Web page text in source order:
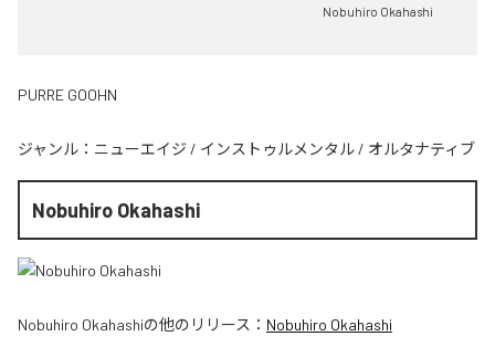
Nobuhiro Okahashi
PURRE GOOHN
ジャンル： ニューエイジ / インストゥルメンタル / オルタナティブ
Nobuhiro Okahashi
Nobuhiro Okahashiの他のリリース： Nobuhiro Okahashi